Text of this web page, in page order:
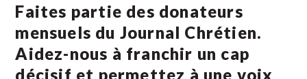
Faites partie des donateurs
mensuels du Journal Chrétien.
Aidez-nous à franchir un cap
décisif et permettez à une voix